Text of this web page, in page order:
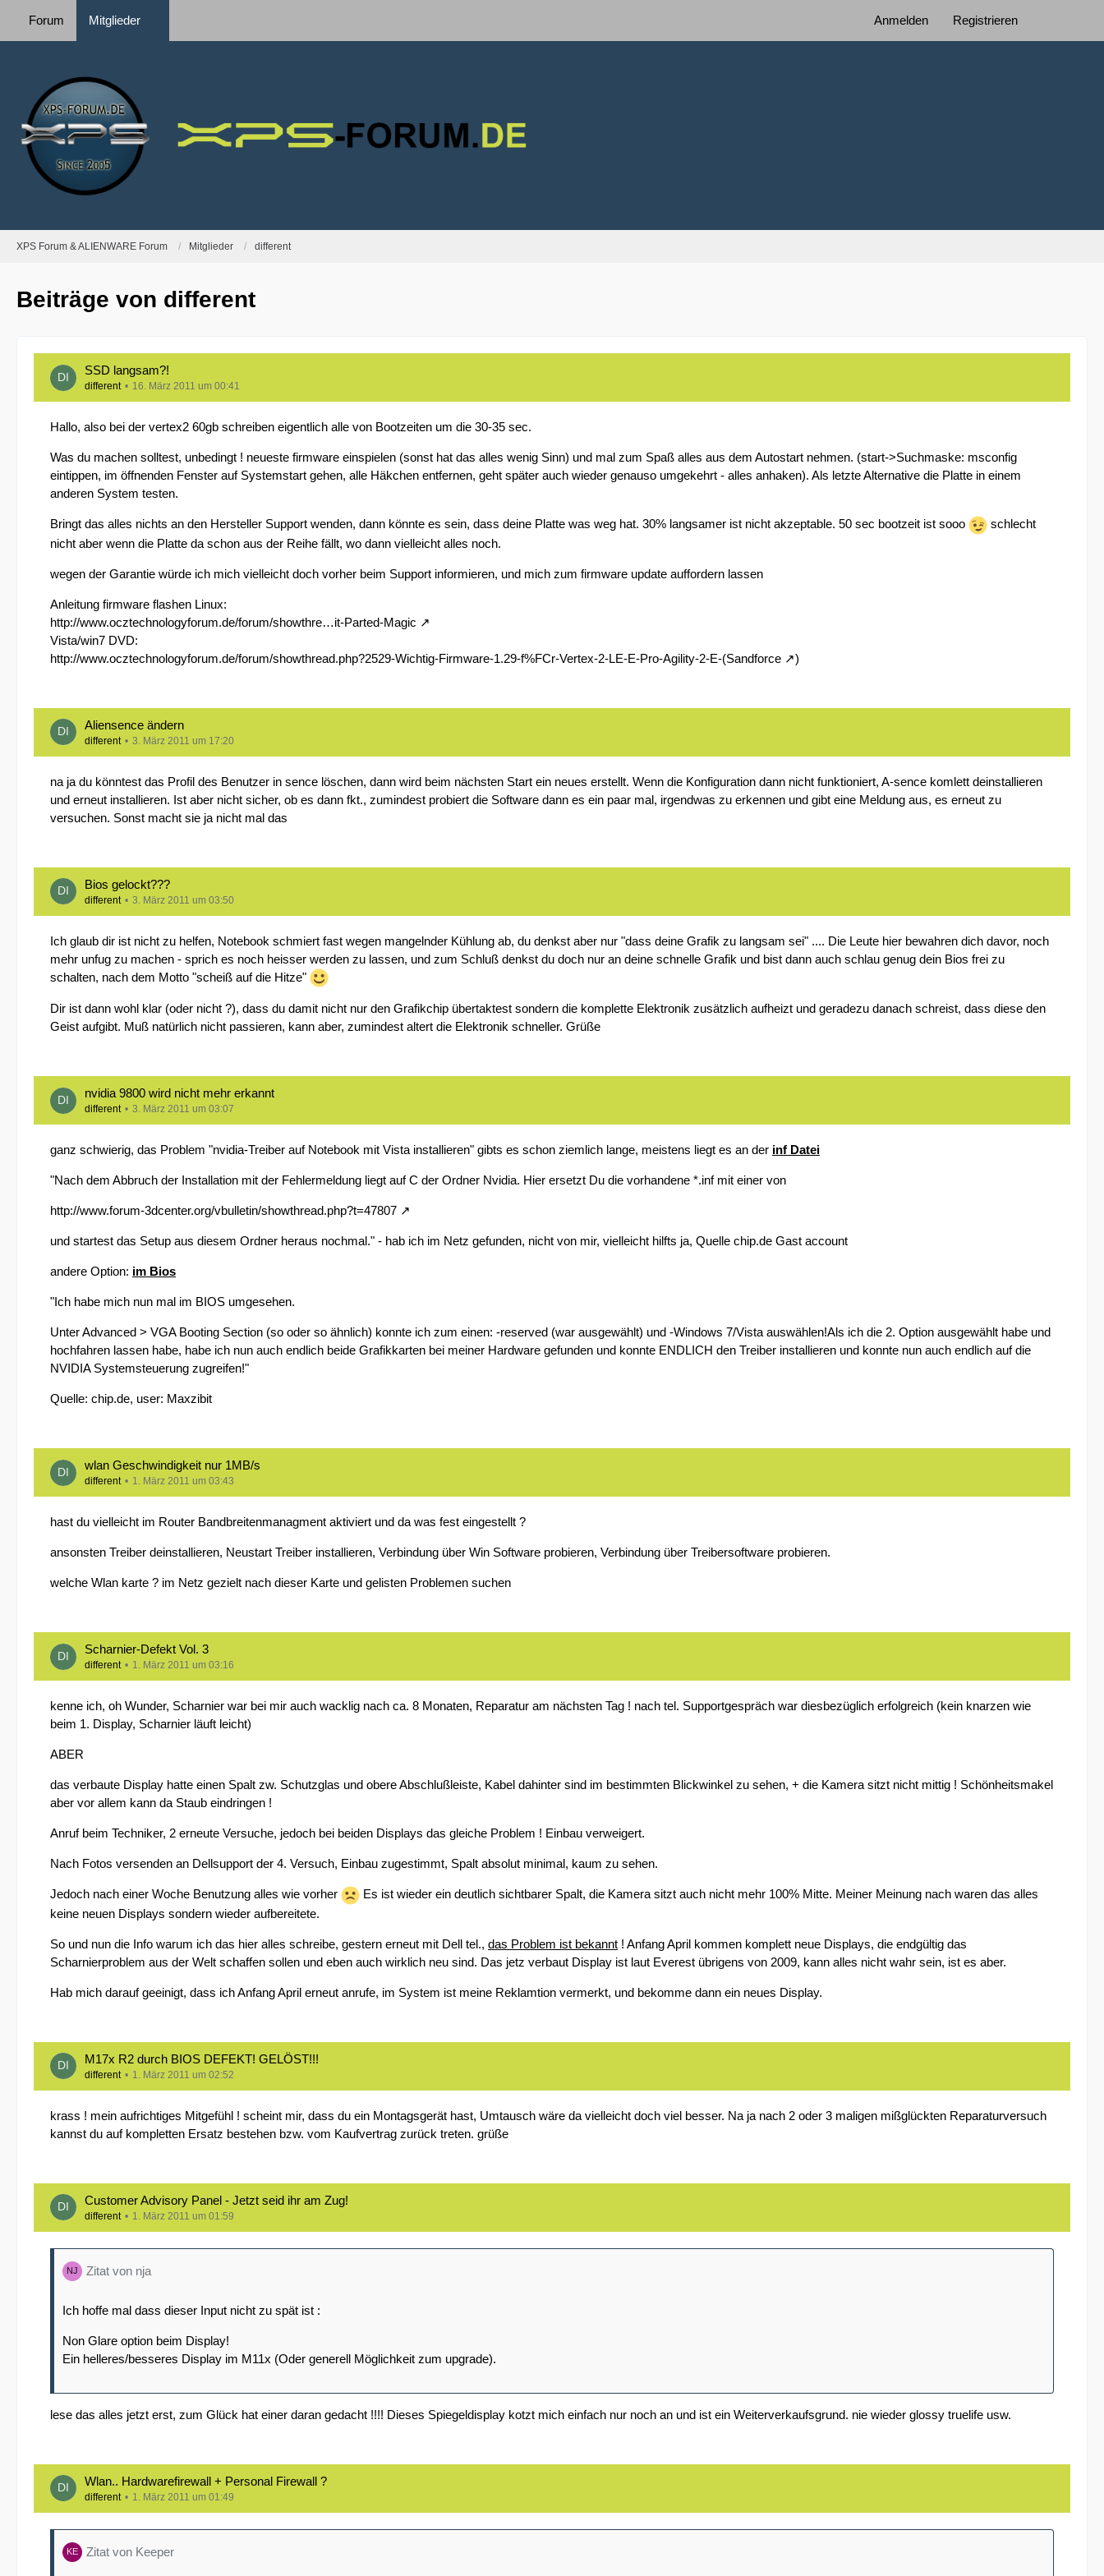
Forum Mitglieder Anmelden Registrieren
XPS Forum & ALIENWARE Forum Mitglieder different
Beiträge von different
SSD langsam?!
different 16. März 2011 um 00:41
Hallo, also bei der vertex2 60gb schreiben eigentlich alle von Bootzeiten um die 30-35 sec.
Was du machen solltest, unbedingt ! neueste firmware einspielen (sonst hat das alles wenig Sinn) und mal zum Spaß alles aus dem Autostart nehmen. (start->Suchmaske: msconfig
eintippen, im öffnenden Fenster auf Systemstart gehen, alle Häkchen entfernen, geht später auch wieder genauso umgekehrt - alles anhaken). Als letzte Alternative die Platte in einem
anderen System testen.
Bringt das alles nichts an den Hersteller Support wenden, dann könnte es sein, dass deine Platte was weg hat. 30% langsamer ist nicht akzeptable. 50 sec bootzeit ist sooo
schlecht
nicht aber wenn die Platte da schon aus der Reihe fällt, wo dann vielleicht alles noch.
wegen der Garantie würde ich mich vielleicht doch vorher beim Support informieren, und mich zum firmware update auffordern lassen
Anleitung firmware flashen Linux:
http://www.ocztechnologyforum.de/forum/showthre…it-Parted-Magic
Vista/win7 DVD:
http://www.ocztechnologyforum.de/forum/showthread.php?2529-Wichtig-Firmware-1.29-f%FCr-Vertex-2-LE-E-Pro-Agility-2-E-(Sandforce
)
Aliensence ändern
different 3. März 2011 um 17:20
na ja du könntest das Profil des Benutzer in sence löschen, dann wird beim nächsten Start ein neues erstellt. Wenn die Konfiguration dann nicht funktioniert, A-sence komlett deinstallieren
und erneut installieren. Ist aber nicht sicher, ob es dann fkt., zumindest probiert die Software dann es ein paar mal, irgendwas zu erkennen und gibt eine Meldung aus, es erneut zu
versuchen. Sonst macht sie ja nicht mal das
Bios gelockt???
different 3. März 2011 um 03:50
Ich glaub dir ist nicht zu helfen, Notebook schmiert fast wegen mangelnder Kühlung ab, du denkst aber nur "dass deine Grafik zu langsam sei" .... Die Leute hier bewahren dich davor, noch
mehr unfug zu machen - sprich es noch heisser werden zu lassen, und zum Schluß denkst du doch nur an deine schnelle Grafik und bist dann auch schlau genug dein Bios frei zu
schalten, nach dem Motto "scheiß auf die Hitze"
Dir ist dann wohl klar (oder nicht ?), dass du damit nicht nur den Grafikchip übertaktest sondern die komplette Elektronik zusätzlich aufheizt und geradezu danach schreist, dass diese den
Geist aufgibt. Muß natürlich nicht passieren, kann aber, zumindest altert die Elektronik schneller. Grüße
nvidia 9800 wird nicht mehr erkannt
different 3. März 2011 um 03:07
ganz schwierig, das Problem "nvidia-Treiber auf Notebook mit Vista installieren" gibts es schon ziemlich lange, meistens liegt es an der inf Datei
"Nach dem Abbruch der Installation mit der Fehlermeldung liegt auf C der Ordner Nvidia. Hier ersetzt Du die vorhandene *.inf mit einer von
http://www.forum-3dcenter.org/vbulletin/showthread.php?t=47807
und startest das Setup aus diesem Ordner heraus nochmal." - hab ich im Netz gefunden, nicht von mir, vielleicht hilfts ja, Quelle chip.de Gast account
andere Option: im Bios
"Ich habe mich nun mal im BIOS umgesehen.
Unter Advanced > VGA Booting Section (so oder so ähnlich) konnte ich zum einen: -reserved (war ausgewählt) und -Windows 7/Vista auswählen!Als ich die 2. Option ausgewählt habe und
hochfahren lassen habe, habe ich nun auch endlich beide Grafikkarten bei meiner Hardware gefunden und konnte ENDLICH den Treiber installieren und konnte nun auch endlich auf die
NVIDIA Systemsteuerung zugreifen!"
Quelle: chip.de, user: Maxzibit
wlan Geschwindigkeit nur 1MB/s
different 1. März 2011 um 03:43
hast du vielleicht im Router Bandbreitenmanagment aktiviert und da was fest eingestellt ?
ansonsten Treiber deinstallieren, Neustart Treiber installieren, Verbindung über Win Software probieren, Verbindung über Treibersoftware probieren.
welche Wlan karte ? im Netz gezielt nach dieser Karte und gelisten Problemen suchen
Scharnier-Defekt Vol. 3
different 1. März 2011 um 03:16
kenne ich, oh Wunder, Scharnier war bei mir auch wacklig nach ca. 8 Monaten, Reparatur am nächsten Tag ! nach tel. Supportgespräch war diesbezüglich erfolgreich (kein knarzen wie
beim 1. Display, Scharnier läuft leicht)
ABER
das verbaute Display hatte einen Spalt zw. Schutzglas und obere Abschlußleiste, Kabel dahinter sind im bestimmten Blickwinkel zu sehen, + die Kamera sitzt nicht mittig ! Schönheitsmakel
aber vor allem kann da Staub eindringen !
Anruf beim Techniker, 2 erneute Versuche, jedoch bei beiden Displays das gleiche Problem ! Einbau verweigert.
Nach Fotos versenden an Dellsupport der 4. Versuch, Einbau zugestimmt, Spalt absolut minimal, kaum zu sehen.
Jedoch nach einer Woche Benutzung alles wie vorher
Es ist wieder ein deutlich sichtbarer Spalt, die Kamera sitzt auch nicht mehr 100% Mitte. Meiner Meinung nach waren das alles
keine neuen Displays sondern wieder aufbereitete.
So und nun die Info warum ich das hier alles schreibe, gestern erneut mit Dell tel., das Problem ist bekannt ! Anfang April kommen komplett neue Displays, die endgültig das
Scharnierproblem aus der Welt schaffen sollen und eben auch wirklich neu sind. Das jetz verbaut Display ist laut Everest übrigens von 2009, kann alles nicht wahr sein, ist es aber.
Hab mich darauf geeinigt, dass ich Anfang April erneut anrufe, im System ist meine Reklamtion vermerkt, und bekomme dann ein neues Display.
M17x R2 durch BIOS DEFEKT! GELÖST!!!
different 1. März 2011 um 02:52
krass ! mein aufrichtiges Mitgefühl ! scheint mir, dass du ein Montagsgerät hast, Umtausch wäre da vielleicht doch viel besser. Na ja nach 2 oder 3 maligen mißglückten Reparaturversuch
kannst du auf kompletten Ersatz bestehen bzw. vom Kaufvertrag zurück treten. grüße
Customer Advisory Panel - Jetzt seid ihr am Zug!
different 1. März 2011 um 01:59
Zitat von nja
Ich hoffe mal dass dieser Input nicht zu spät ist :
Non Glare option beim Display!
Ein helleres/besseres Display im M11x (Oder generell Möglichkeit zum upgrade).
lese das alles jetzt erst, zum Glück hat einer daran gedacht !!!! Dieses Spiegeldisplay kotzt mich einfach nur noch an und ist ein Weiterverkaufsgrund. nie wieder glossy truelife usw.
Wlan.. Hardwarefirewall + Personal Firewall ?
different 1. März 2011 um 01:49
Zitat von Keeper